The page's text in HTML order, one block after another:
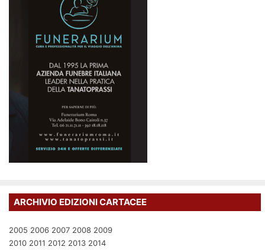
ARCHIVIO EDIZIONI CARTACEE
2005 2006 2007 2008 2009
2010 2011 2012 2013 2014